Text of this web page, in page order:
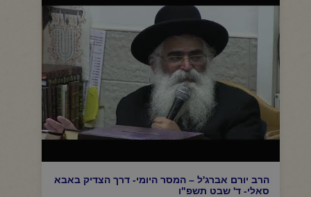
הרב יורם אברג'ל – המסר היומי- דרך הצדיק באבא
סאלי- ד' שבט תשפ"ו